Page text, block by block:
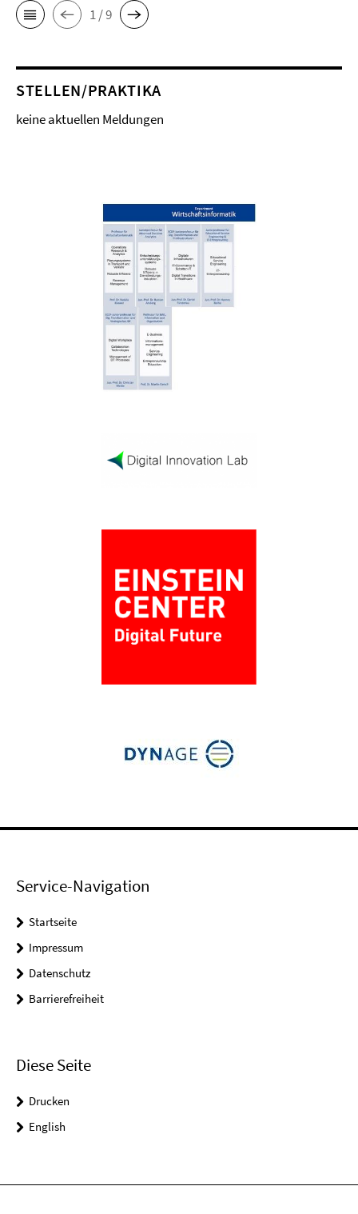
1 / 9
STELLEN/PRAKTIKA
keine aktuellen Meldungen
Service-Navigation
Startseite
Impressum
Datenschutz
Barrierefreiheit
Diese Seite
Drucken
English